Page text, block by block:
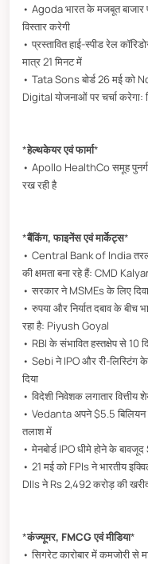
• Agoda भारत के मजबूत बाजार
विस्तार करेगी
• प्रस्तावित हाई-स्पीड रेल
मात्र 21 मिनट में
• Tata Sons बोर्ड 26 मई को
Digital योजनाओं पर चर्चा करेगा:
*हेल्थकेयर एवं फार्मा*
• Apollo HealthCo समूह
रख रही है
*बैंकिंग, फाइनेंस एवं मार्केट्स*
• Central Bank of India
की क्षमता बना रहे हैं: CMD
• सरकार ने MSMEs के लिए
• रुपया और निर्यात दबाव के बीच
रहा है: Piyush Goyal
• RBI के संभावित हस्तक्षेप से 10
• Sebi ने IPO और री-लिस्टिंग के
दिया
• विदेशी निवेशक लगातार वित्तीय
• Vedanta अपने $5.5
तलाश में
• मेनबोर्ड IPO धीमे होने के
• 21 मई को FPIs ने भारतीय
DIIs ने Rs 2,492 करोड़ की
*कंज्यूमर, FMCG एवं मीडिया*
• सिगरेट कारोबार में कमजोरी से